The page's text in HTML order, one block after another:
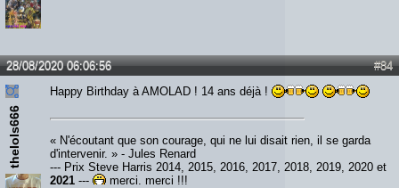
#84
28/08/2020 06:06:56
thelols666
Happy Birthday à AMOLAD ! 14 ans déjà !
« N'écoutant que son courage, qui ne lui disait rien, il se garda
d'intervenir. » - Jules Renard
--- Prix Steve Harris 2014, 2015, 2016, 2017, 2018, 2019, 2020 et
2021 --- merci, merci !!!